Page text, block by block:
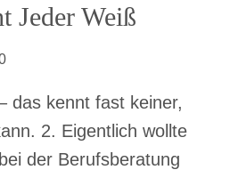
Jeder Weiß
das kennt fast keiner,
2. Eigentlich wollte
der Berufsberatung